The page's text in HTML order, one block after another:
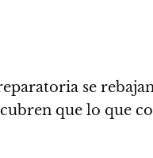
se
que lo que